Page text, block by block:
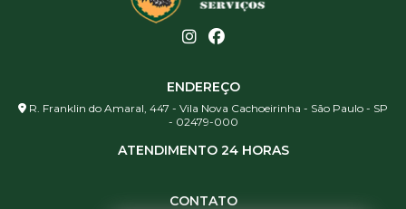
ENDEREÇO
R. Franklin do Amaral, 447 - Vila Nova Cachoeirinha - São Paulo - SP
- 02479-000
ATENDIMENTO 24 HORAS
CONTATO